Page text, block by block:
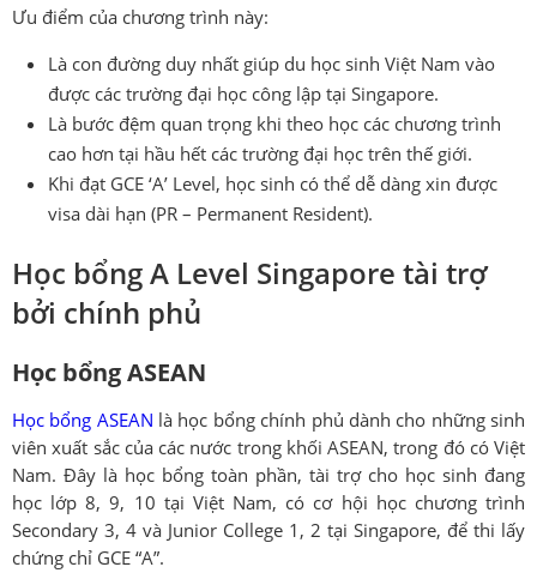
Ưu điểm của chương trình này:
Là con đường duy nhất giúp du học sinh Việt Nam vào
được các trường đại học công lập tại Singapore.
Là bước đệm quan trọng khi theo học các chương trình
cao hơn tại hầu hết các trường đại học trên thế giới.
Khi đạt GCE ‘A’ Level, học sinh có thể dễ dàng xin được
visa dài hạn (PR – Permanent Resident).
Học bổng A Level Singapore tài trợ
bởi chính phủ
Học bổng ASEAN
Học bổng ASEAN là học bổng chính phủ dành cho những sinh
viên xuất sắc của các nước trong khối ASEAN, trong đó có Việt
Nam. Đây là học bổng toàn phần, tài trợ cho học sinh đang
học lớp 8, 9, 10 tại Việt Nam, có cơ hội học chương trình
Secondary 3, 4 và Junior College 1, 2 tại Singapore, để thi lấy
chứng chỉ GCE “A”.